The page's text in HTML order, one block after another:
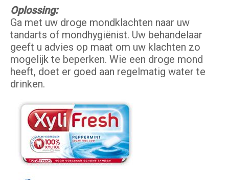
Oplossing:
Ga met uw droge mondklachten naar uw
tandarts of mondhygiënist. Uw behandelaar
geeft u advies op maat om uw klachten zo
mogelijk te beperken. Wie een droge mond
heeft, doet er goed aan regelmatig water te
drinken.